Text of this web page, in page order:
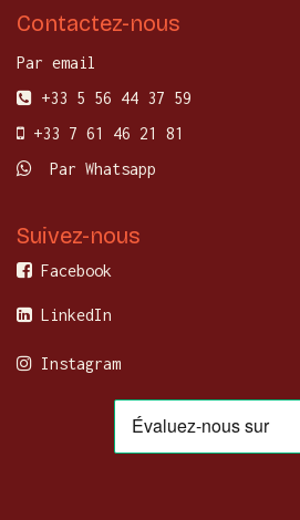
Contactez-nous
Par email
+33 5 56 44 37 59
+33 7 61 46 21 81
Par Whatsapp
Suivez-nous
Facebook
LinkedIn
Instagram